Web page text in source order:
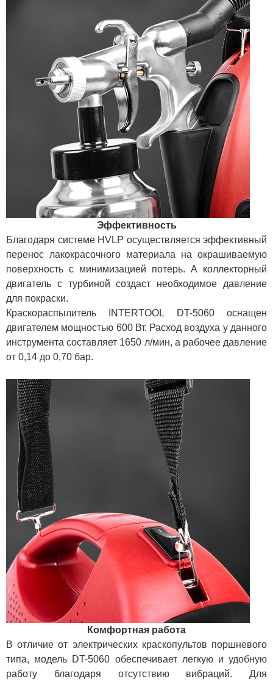
Эффективность
Благодаря системе HVLP осуществляется эффективный
перенос лакокрасочного материала на окрашиваемую
поверхность с минимизацией потерь. А коллекторный
двигатель с турбиной создаст необходимое давление
для покраски.
Краскораспылитель INTERTOOL DT-5060 оснащен
двигателем мощностью 600 Вт. Расход воздуха у данного
инструмента составляет 1650 л/мин, а рабочее давление
от 0,14 до 0,70 бар.
Комфортная работа
В отличие от электрических краскопультов поршневого
типа, модель DT-5060 обеспечивает легкую и удобную
работу благодаря отсутствию вибраций. Для